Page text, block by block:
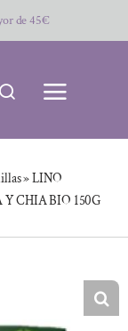
de 45€
»LINO
CHIA BIO 150G